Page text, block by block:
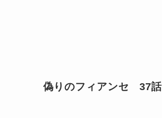
偽りのフィアンセ 37話